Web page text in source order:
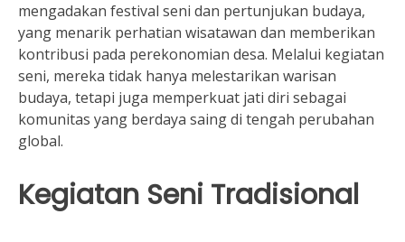
mengadakan festival seni dan pertunjukan budaya,
yang menarik perhatian wisatawan dan memberikan
kontribusi pada perekonomian desa. Melalui kegiatan
seni, mereka tidak hanya melestarikan warisan
budaya, tetapi juga memperkuat jati diri sebagai
komunitas yang berdaya saing di tengah perubahan
global.
Kegiatan Seni Tradisional